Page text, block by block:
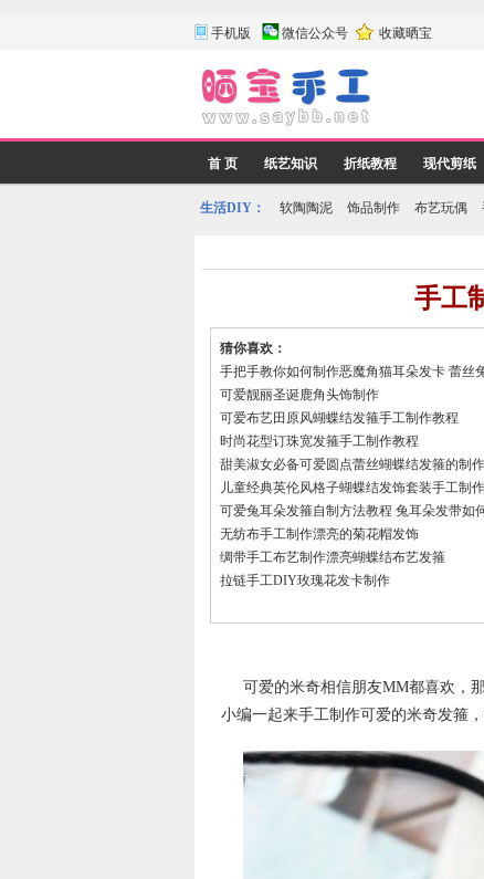
手机版 微信公众号 收藏晒宝
首 页 纸艺知识 折纸教程 现代剪纸
生活DIY： 软陶陶泥 饰品制作 布艺玩偶
手工
猜你喜欢：
手把手教你如何制作恶魔角猫耳朵发卡 蕾丝
可爱靓丽圣诞鹿角头饰制作
可爱布艺田原风蝴蝶结发箍手工制作教程
时尚花型订珠宽发箍手工制作教程
甜美淑女必备可爱圆点蕾丝蝴蝶结发箍的制
儿童经典英伦风格子蝴蝶结发饰套装手工制
可爱兔耳朵发箍自制方法教程 兔耳朵发带如
无纺布手工制作漂亮的菊花帽发饰
绸带手工布艺制作漂亮蝴蝶结布艺发箍
拉链手工DIY玫瑰花发卡制作
可爱的米奇相信朋友MM都喜欢，
小编一起来手工制作可爱的米奇发箍